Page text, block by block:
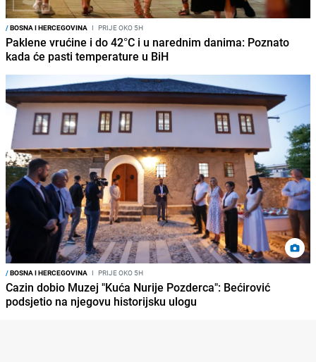
/BOSNA I HERCEGOVINA I PRIJE OKO 5H
Paklene vrućine i do 42°C i u narednim danima: Poznato
kada će pasti temperature u BiH
/BOSNA I HERCEGOVINA I PRIJE OKO 5H
Cazin dobio Muzej "Kuća Nurije Pozderca": Bećirović
podsjetio na njegovu historijsku ulogu